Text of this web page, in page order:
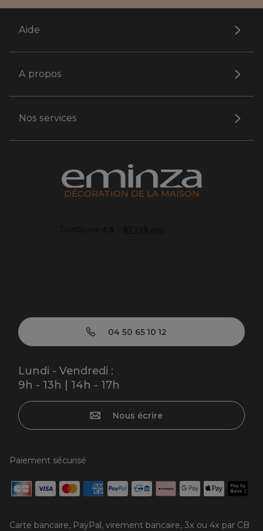
Aide
A propos
Nos services
DÉCORATION DE LA MAISON
04 50 65 10 12
Lundi - Vendredi :
9h - 13h | 14h - 17h
Nous écrire
Paiement sécurisé
Carte bancaire, PayPal, virement bancaire, 3x ou 4x par CB